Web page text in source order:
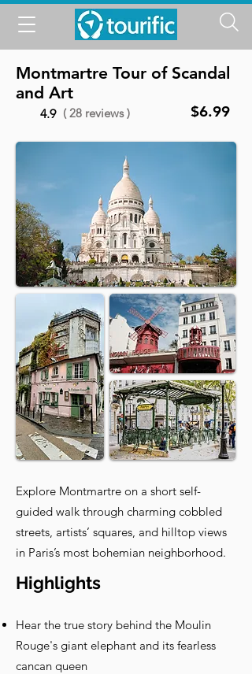
Montmartre Tour of Scandal
and Art
4.9 ( 28 reviews ) $6.99
Explore Montmartre on a short self-
guided walk through charming cobbled
streets, artists’ squares, and hilltop views
in Paris’s most bohemian neighborhood.
Highlights
Hear the true story behind the Moulin
Rouge's giant elephant and its fearless
cancan queen